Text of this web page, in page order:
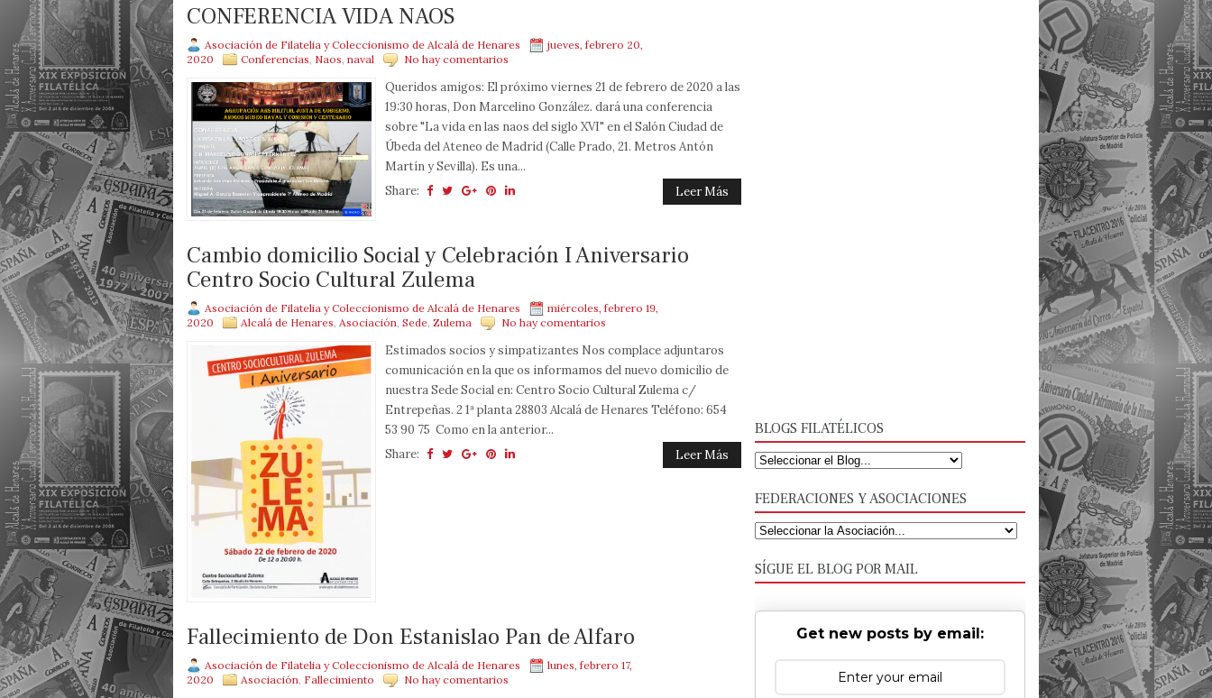
CONFERENCIA VIDA NAOS
Asociación de Filatelia y Coleccionismo de Alcalá de Henares
jueves, febrero 20,
2020
Conferencias Naos naval No hay comentarios
Queridos amigos: El próximo viernes 21 de febrero de 2020 a las
19:30 horas, Don Marcelino González. dará una conferencia
sobre "La vida en las naos del siglo XVI" en el Salón Ciudad de
Úbeda del Ateneo de Madrid (Calle Prado, 21. Metros Antón
Martín y Sevilla). Es una...
Share:
Leer Más
Cambio domicilio Social y Celebración I Aniversario
Centro Socio Cultural Zulema
Asociación de Filatelia y Coleccionismo de Alcalá de Henares
miércoles, febrero 19,
2020
Alcalá de Henares, Asociación, Sede, Zulema No hay comentarios
Estimados socios y simpatizantes Nos complace adjuntaros
comunicación en la que os informamos del nuevo domicilio de
nuestra Sede Social en: Centro Socio Cultural Zulema c/
Entrepeñas. 2 1ª planta 28803 Alcalá de Henares Teléfono: 654
53 90 75 Como en la anterior...
Share:
Leer Más
Fallecimiento de Don Estanislao Pan de Alfaro
Asociación de Filatelia y Coleccionismo de Alcalá de Henares
lunes, febrero 17,
2020
Asociación Fallecimiento No hay comentarios
BLOGS FILATÉLICOS
FEDERACIONES Y ASOCIACIONES
SÍGUE EL BLOG POR MAIL
Get new posts by email: